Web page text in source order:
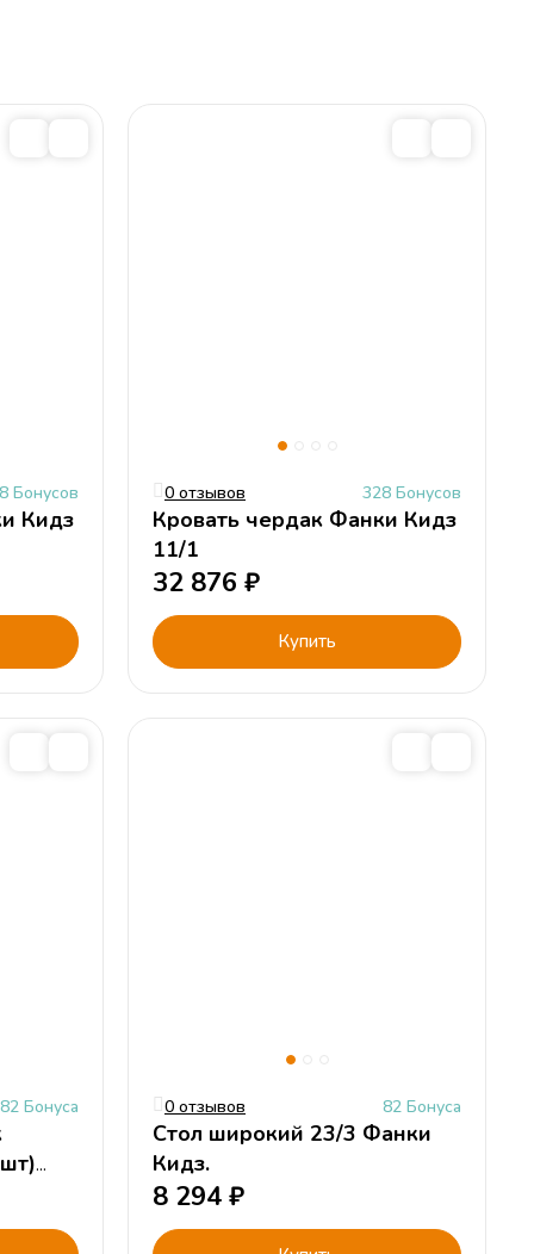
Бонусов
Кидз
0 отзывов 328 Бонусов
Кровать чердак Фанки Кидз
11/1
32 876 ₽
Купить
Бонуса 0 отзывов 82 Бонуса
Стол широкий 23/3 Фанки
Кидз.
8 294 ₽